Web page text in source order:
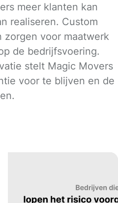
meer klanten kan
realiseren. Custom
zorgen voor maatwerk
de bedrijfsvoering.
stelt Magic Movers
voor te blijven en de